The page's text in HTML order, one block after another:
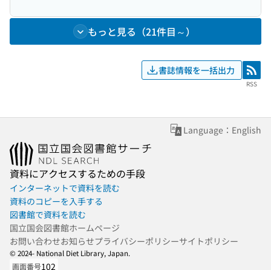
もっと見る（21件目～）
書誌情報を一括出力 RSS
RSS
Language：English
資料にアクセスするための手段
インターネットで資料を読む
資料のコピーを入手する
図書館で資料を読む
国立国会図書館ホームページ
お問い合わせお知らせプライバシーポリシーサイトポリシー
© 2024- National Diet Library, Japan.
画面番号102